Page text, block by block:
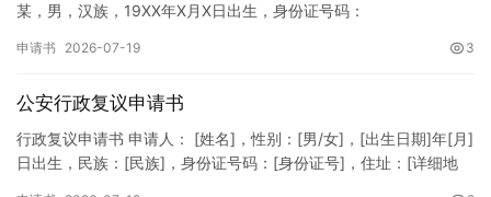
某，男，汉族，19XX年X月X日出生，身份证号码：
申请书 2026-07-19 3
公安行政复议申请书
行政复议申请书 申请人： [姓名]，性别：[男/女]，[出生日期]年[月]
日出生，民族：[民族]，身份证号码：[身份证号]，住址：[详细地